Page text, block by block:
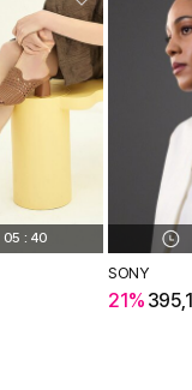
05 : 40
SONY
21%